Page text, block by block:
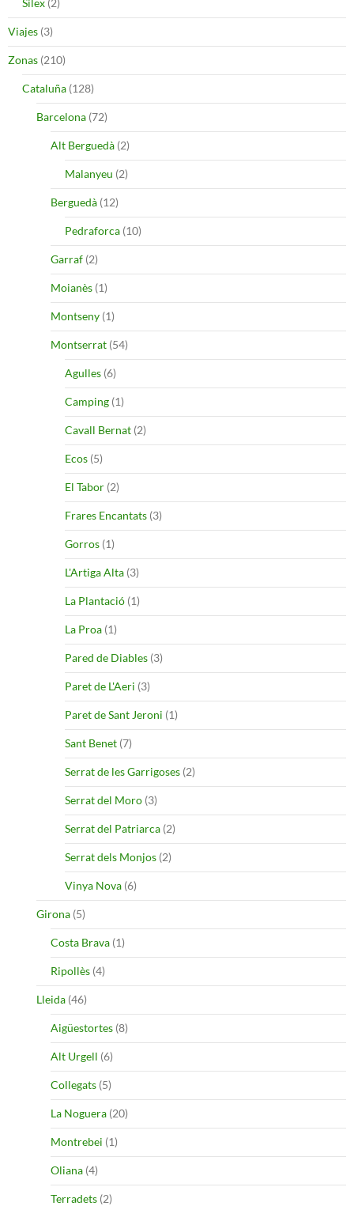
Viajes (3)
Zonas (210)
Cataluña (128)
Barcelona (72)
Alt Berguedà (2)
Malanyeu (2)
Berguedà (12)
Pedraforca (10)
Garraf (2)
Moianès (1)
Montseny (1)
Montserrat (54)
Agulles (6)
Camping (1)
Cavall Bernat (2)
Ecos (5)
El Tabor (2)
Frares Encantats (3)
Gorros (1)
L'Artiga Alta (3)
La Plantació (1)
La Proa (1)
Pared de Diables (3)
Paret de L'Aeri (3)
Paret de Sant Jeroni (1)
Sant Benet (7)
Serrat de les Garrigoses (2)
Serrat del Moro (3)
Serrat del Patriarca (2)
Serrat dels Monjos (2)
Vinya Nova (6)
Girona (5)
Costa Brava (1)
Ripollès (4)
Lleida (46)
Aigüestortes (8)
Alt Urgell (6)
Collegats (5)
La Noguera (20)
Montrebei (1)
Oliana (4)
Terradets (2)